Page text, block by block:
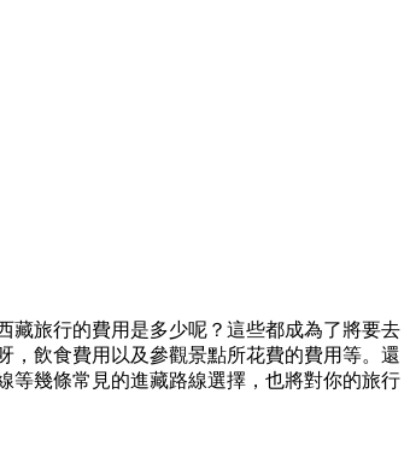
藏旅行的費用是多少呢？這些都成為了將要去
，飲食費用以及參觀景點所花費的費用等。還
等幾條常見的進藏路線選擇，也將對你的旅行